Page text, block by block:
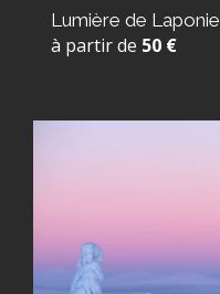
Lumière de Laponie
à partir de 50 €